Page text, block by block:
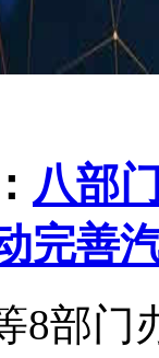
八部
完善
8部门